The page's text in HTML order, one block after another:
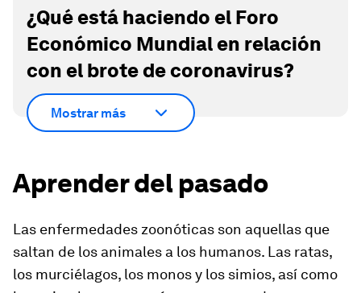
¿Qué está haciendo el Foro
Económico Mundial en relación
con el brote de coronavirus?
Mostrar más
Aprender del pasado
Las enfermedades zoonóticas son aquellas que
saltan de los animales a los humanos. Las ratas,
los murciélagos, los monos y los simios, así como